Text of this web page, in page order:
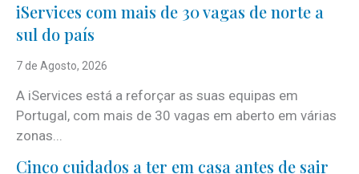
iServices com mais de 30 vagas de norte a
sul do país
7 de Agosto, 2026
A iServices está a reforçar as suas equipas em
Portugal, com mais de 30 vagas em aberto em várias
zonas...
Cinco cuidados a ter em casa antes de sair